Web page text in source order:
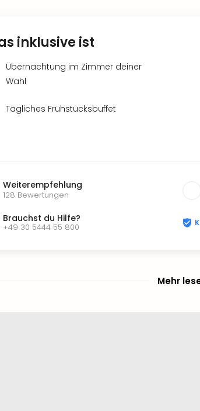
inklusive ist
Übernachtung im Zimmer deiner
Wahl
Tägliches Frühstücksbuffet
Weiterempfehlung
128 Bewertungen
Brauchst du Hilfe?
+49 30 5444 55 800
Mehr